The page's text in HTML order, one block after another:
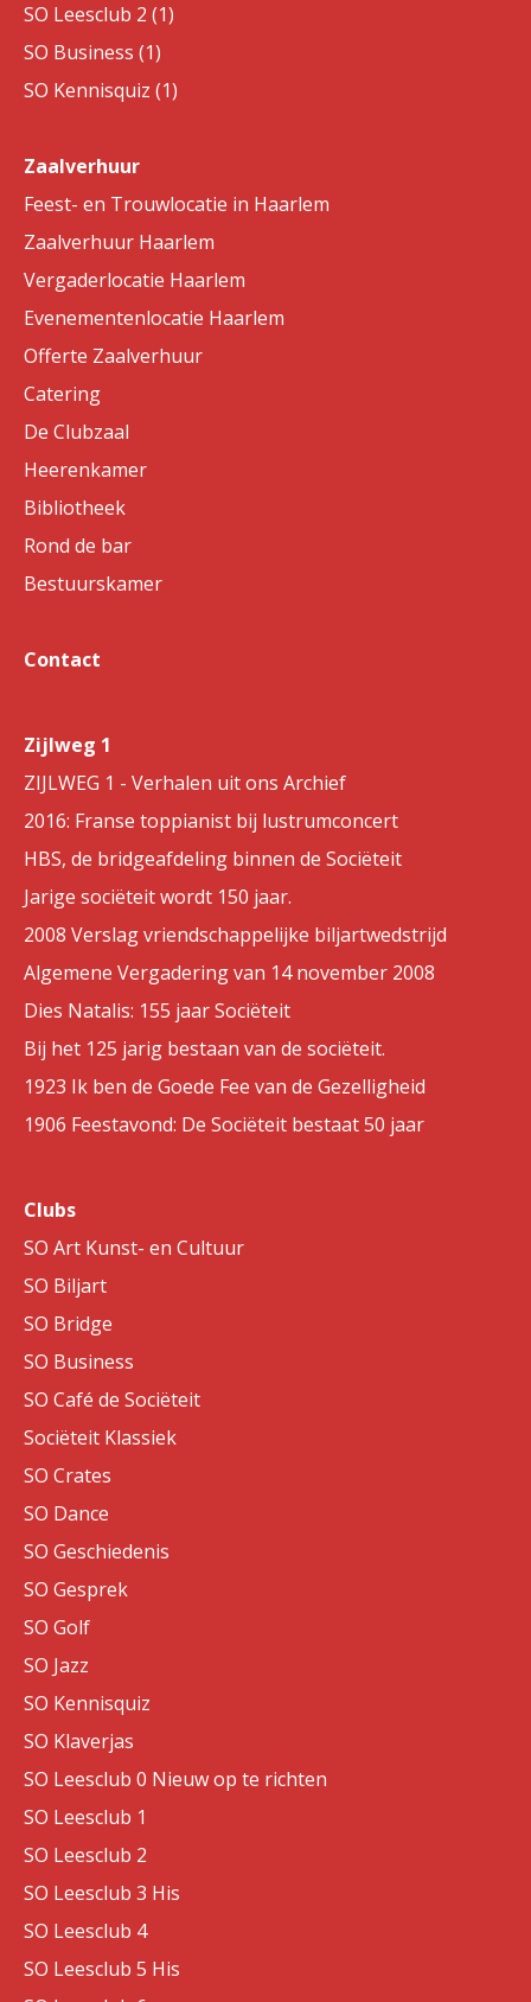
SO Leesclub 2 (1)
SO Business (1)
SO Kennisquiz (1)
Zaalverhuur
Feest- en Trouwlocatie in Haarlem
Zaalverhuur Haarlem
Vergaderlocatie Haarlem
Evenementenlocatie Haarlem
Offerte Zaalverhuur
Catering
De Clubzaal
Heerenkamer
Bibliotheek
Rond de bar
Bestuurskamer
Contact
Zijlweg 1
ZIJLWEG 1 - Verhalen uit ons Archief
2016: Franse toppianist bij lustrumconcert
HBS, de bridgeafdeling binnen de Sociëteit
Jarige sociëteit wordt 150 jaar.
2008 Verslag vriendschappelijke biljartwedstrijd
Algemene Vergadering van 14 november 2008
Dies Natalis: 155 jaar Sociëteit
Bij het 125 jarig bestaan van de sociëteit.
1923 Ik ben de Goede Fee van de Gezelligheid
1906 Feestavond: De Sociëteit bestaat 50 jaar
Clubs
SO Art Kunst- en Cultuur
SO Biljart
SO Bridge
SO Business
SO Café de Sociëteit
Sociëteit Klassiek
SO Crates
SO Dance
SO Geschiedenis
SO Gesprek
SO Golf
SO Jazz
SO Kennisquiz
SO Klaverjas
SO Leesclub 0 Nieuw op te richten
SO Leesclub 1
SO Leesclub 2
SO Leesclub 3 His
SO Leesclub 4
SO Leesclub 5 His